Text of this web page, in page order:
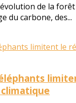
de la
du carbone, des...